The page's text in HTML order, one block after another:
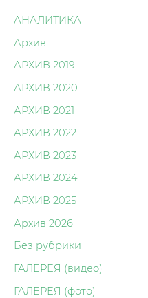
АНАЛИТИКА
Архив
АРХИВ 2019
АРХИВ 2020
АРХИВ 2021
АРХИВ 2022
АРХИВ 2023
АРХИВ 2024
АРХИВ 2025
Архив 2026
Без рубрики
ГАЛЕРЕЯ (видео)
ГАЛЕРЕЯ (фото)